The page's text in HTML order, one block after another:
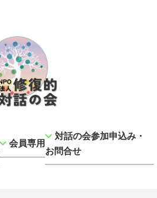
会員専用
対話の会参加申込み・
お問合せ